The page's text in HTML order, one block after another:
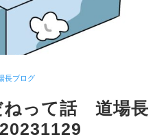
長ブログ
ねって話 道場長